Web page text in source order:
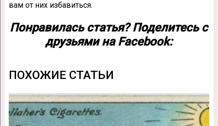
вам от них избавиться.
Понравилась статья? Поделитесь с
друзьями на Facebook:
ПОХОЖИЕ СТАТЬИ